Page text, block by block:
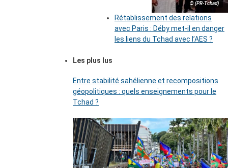
© (PR-Tchad)
Rétablissement des relations
avec Paris : Déby met-il en danger
les liens du Tchad avec l’AES ?
Les plus lus
Entre stabilité sahélienne et recompositions
géopolitiques : quels enseignements pour le
Tchad ?